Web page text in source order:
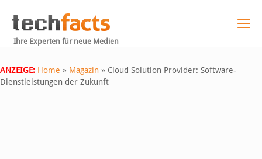
Ihre Experten für neue Medien
ANZEIGE: Home » Magazin » Cloud Solution Provider: Software-
Dienstleistungen der Zukunft